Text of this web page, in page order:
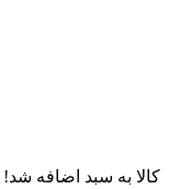
کالا به سبد اضافه شد!